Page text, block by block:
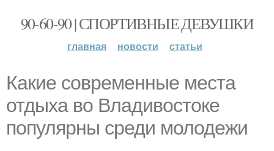
90-60-90 | СПОРТИВНЫЕ ДЕВУШКИ
главная новости статьи
Какие современные места
отдыха во Владивостоке
популярны среди молодежи